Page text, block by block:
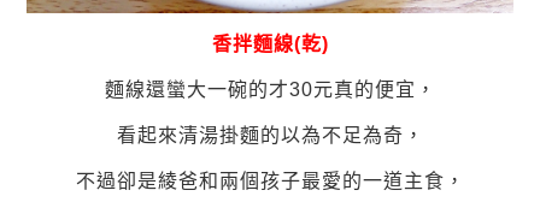
香拌麵線(乾)
麵線還蠻大一碗的才30元真的便宜，
看起來清湯掛麵的以為不足為奇，
不過卻是綾爸和兩個孩子最愛的一道主食，